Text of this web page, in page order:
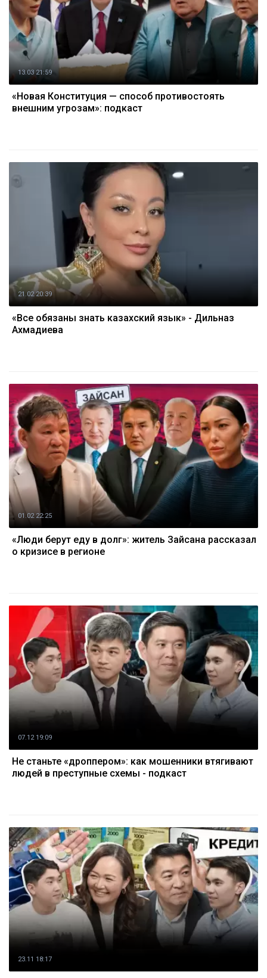
13.03 21:59
«Новая Конституция — способ противостоять
внешним угрозам»: подкаст
21.02 20:39
«Все обязаны знать казахский язык» - Дильназ
Ахмадиева
01.02 22:25
«Люди берут еду в долг»: житель Зайсана рассказал
о кризисе в регионе
07.12 19:09
Не станьте «дроппером»: как мошенники втягивают
людей в преступные схемы - подкаст
23.11 18:17